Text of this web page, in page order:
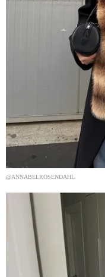
@ANNABELROSENDAHL